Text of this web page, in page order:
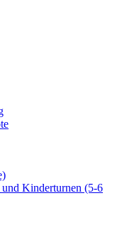
Kinderturnen (5-6